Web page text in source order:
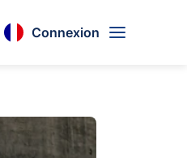
Connexion